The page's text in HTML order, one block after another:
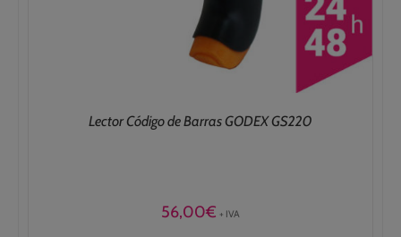
Lector Código de Barras GODEX GS220
56,00€ + IVA